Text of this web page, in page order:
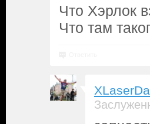
Что Хэрлок
Что там